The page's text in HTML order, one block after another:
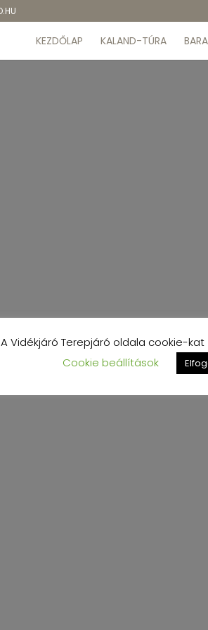
KEZDŐLAP KALAND-TÚRA
A Vidékjáró Terepjáró oldala cookie-kat
Cookie beállítások